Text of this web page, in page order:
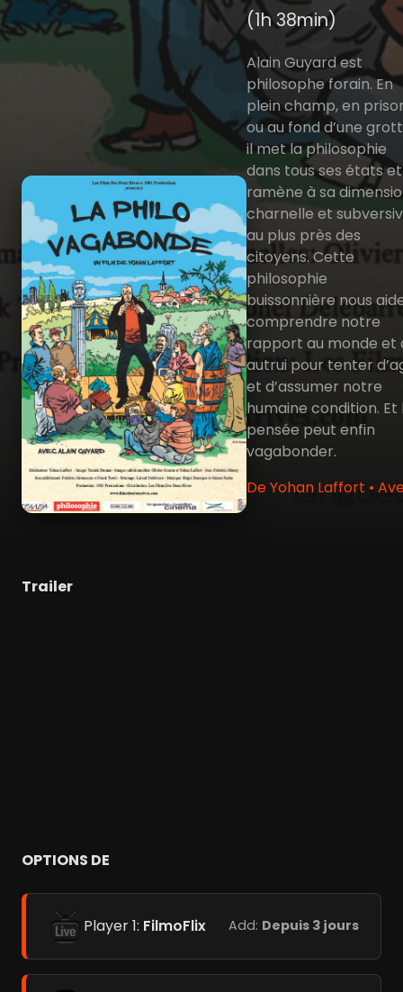
(1h 38min)
Alain Guyard est
philosophe forain. En
plein champ, en
ou au fond d’une
il met la philosophie
dans tous ses états
ramène à sa
charnelle et
au plus près des
citoyens. Cette
philosophie
buissonnière nous
comprendre notre
rapport au monde et
autrui pour tenter
et d’assumer notre
humaine condition. Et
pensée peut enfin
vagabonder.
De Yohan Laffort •
Trailer
OPTIONS DE
Player 1: FilmoFlix Add: Depuis 3 jours